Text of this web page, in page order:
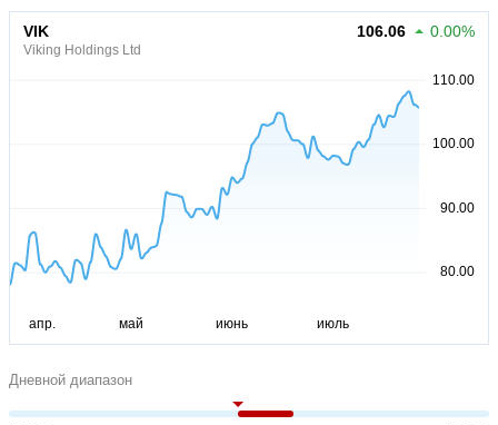
VIK
Viking Holdings Ltd
106.06 0.00%
Дневной диапазон